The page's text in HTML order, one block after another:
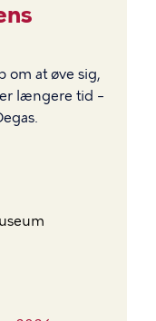
om at øve sig,
længere tid –